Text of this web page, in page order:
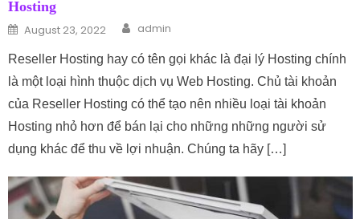
Hosting
Posted on
August 23, 2022 Author
admin
Reseller Hosting hay có tên gọi khác là đại lý Hosting chính
là một loại hình thuộc dịch vụ Web Hosting. Chủ tài khoản
của Reseller Hosting có thể tạo nên nhiều loại tài khoản
Hosting nhỏ hơn để bán lại cho những những người sử
dụng khác để thu về lợi nhuận. Chúng ta hãy […]